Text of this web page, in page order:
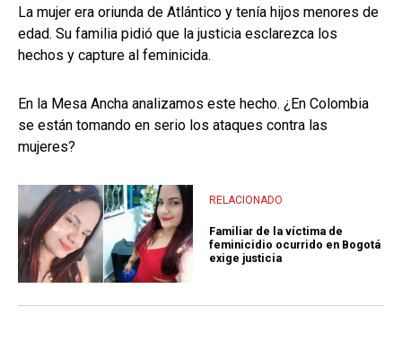
La mujer era oriunda de Atlántico y tenía hijos menores de
edad. Su familia pidió que la justicia esclarezca los
hechos y capture al feminicida.
En la Mesa Ancha analizamos este hecho. ¿En Colombia
se están tomando en serio los ataques contra las
mujeres?
RELACIONADO
Familiar de la víctima de
feminicidio ocurrido en Bogotá
exige justicia